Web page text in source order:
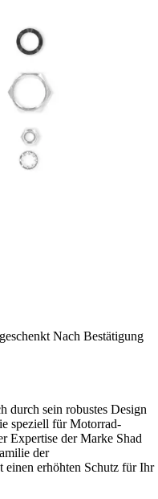
Nach Bestätigung
durch sein robustes Design
speziell für Motorrad-
Expertise der Marke Shad
der
einen erhöhten Schutz für Ihr